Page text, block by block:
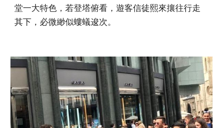
堂一大特色，若登塔俯看，遊客信徒熙來攘往行走
其下，必微緲似螻蟻逡次。